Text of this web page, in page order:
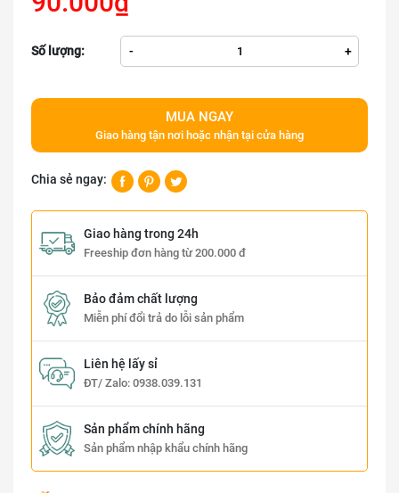
Số lượng: - +
MUA NGAY
Giao hàng tận nơi hoặc nhận tại cửa hàng
Chia sẻ ngay:
Giao hàng trong 24h
Freeship đơn hàng từ 200.000 đ
Bảo đảm chất lượng
Miễn phí đổi trả do lỗi sản phẩm
Liên hệ lấy sỉ
ĐT/ Zalo: 0938.039.131
Sản phẩm chính hãng
Sản phẩm nhập khẩu chính hãng